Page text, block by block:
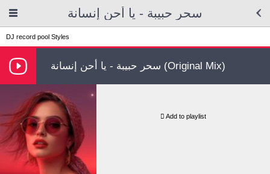
سحر حبيبة - يا أحن إنسانة
DJ record pool Styles
سحر حبيبة - يا أحن إنسانة (Original Mix)
Add to playlist